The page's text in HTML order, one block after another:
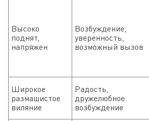
Высоко
поднят,
напряжен
Возбуждение,
уверенность,
возможный вызов
Широкое
размашистое
виляние
Радость,
дружелюбное
возбуждение